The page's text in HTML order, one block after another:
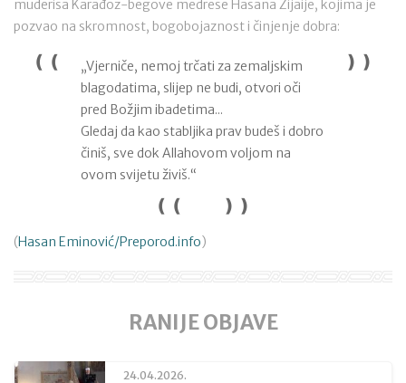
muderisa Karađoz-begove medrese Hasana Zijaije, kojima je
pozvao na skromnost, bogobojaznost i činjenje dobra:
„Vjerniče, nemoj trčati za zemaljskim
blagodatima, slijep ne budi, otvori oči
pred Božjim ibadetima...
Gledaj da kao stabljika prav budeš i dobro
činiš, sve dok Allahovom voljom na
ovom svijetu živiš.“
(Hasan Eminović/Preporod.info)
RANIJE OBJAVE
24.04.2026.